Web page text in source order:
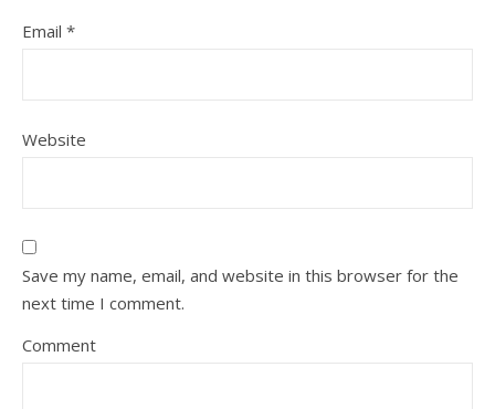
Email *
Website
Save my name, email, and website in this browser for the
next time I comment.
Comment